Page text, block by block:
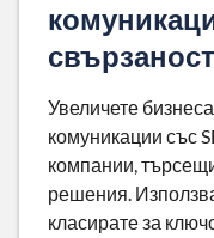
Увеличете
комуникации със
компании,
решения.
класирате за